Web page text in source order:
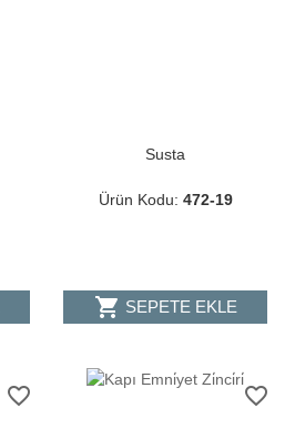
Susta
Ürün Kodu: 472-19
shopping_cart SEPETE EKLE
favorite_border favorite_border